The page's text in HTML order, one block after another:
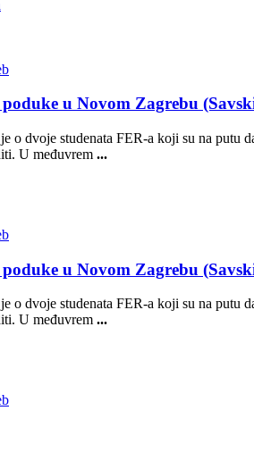
u Novom Zagrebu
o dvoje studenata FER-a koji su na putu
U međuvrem ...
u Novom Zagrebu
o dvoje studenata FER-a koji su na putu
U međuvrem ...